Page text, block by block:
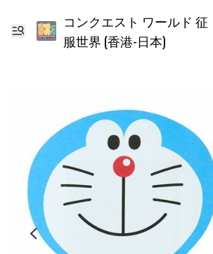
コンクエスト ワールド 征
服世界 (香港-日本)